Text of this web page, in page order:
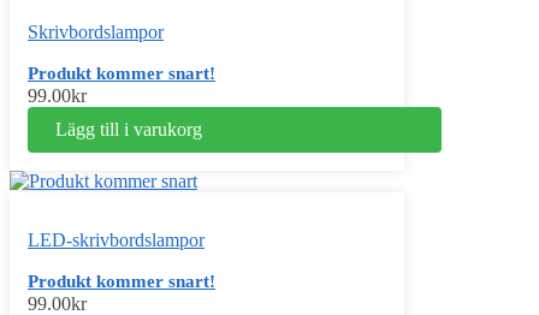
Skrivbordslampor
Produkt kommer snart!
99.00kr
Lägg till i varukorg
LED-skrivbordslampor
Produkt kommer snart!
99.00kr